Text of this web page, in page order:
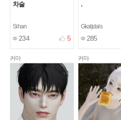
차술
Sihan
234 5
.
Gkatjdals
285
커마 커마